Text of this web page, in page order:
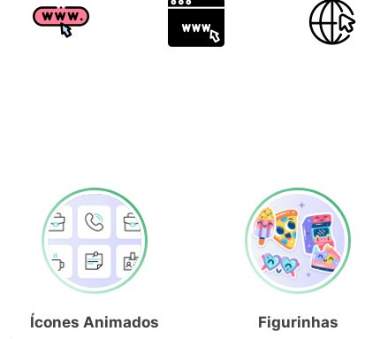
Ícones Animados Figurinhas